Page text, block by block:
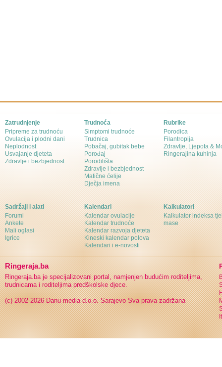
Zatrudnjenje
Pripreme za trudnoću
Ovulacija i plodni dani
Neplodnost
Usvajanje djeteta
Zdravlje i bezbjednost
Trudnoća
Simptomi trudnoće
Trudnica
Pobačaj, gubitak bebe
Porođaj
Porodilišta
Zdravlje i bezbjednost
Matične ćelije
Dječja imena
Rubrike
Porodica
Filantropija
Zdravlje, Ljepota &
Ringerajina kuhinja
Sadržaji i alati
Forumi
Ankete
Mali oglasi
Igrice
Kalendari
Kalendar ovulacije
Kalendar trudnoće
Kalendar razvoja djeteta
Kineski kalendar polova
Kalendari i e-novosti
Kalkulatori
Kalkulator indeksa
mase
Ringeraja.ba
Ringeraja.ba je specijalizovani portal, namjenjen budućim roditeljima,
trudnicama i roditeljima predškolske djece.
(c) 2002-2026 Danu media d.o.o. Sarajevo Sva prava zadržana